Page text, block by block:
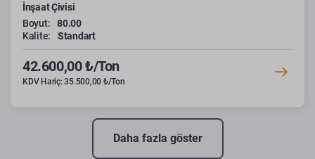
İnşaat Çivisi
Boyut:
80.00
Kalite:
Standart
42.600,00 ₺/Ton
KDV Hariç: 35.500,00 ₺/Ton
Daha fazla göster